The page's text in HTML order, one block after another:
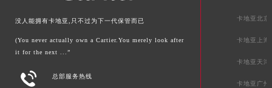
宁夏回族自治区吴忠市利通区开元大道卡地亚售后服务中心（需提前预约）
青海省果洛藏族自治州玛沁县团结路卡地亚售后服务中心（需提前预约）
青海省海北藏族自治州海晏县将军路卡地亚售后服务中心（需提前预约）
没人能拥有卡地亚,只不过为下一代保管而已
(You never actually own a Cartier.You merely look after
it for the next ...”
 总部服务热线
卡地亚北京
卡地亚上海
卡地亚天津
卡地亚广州